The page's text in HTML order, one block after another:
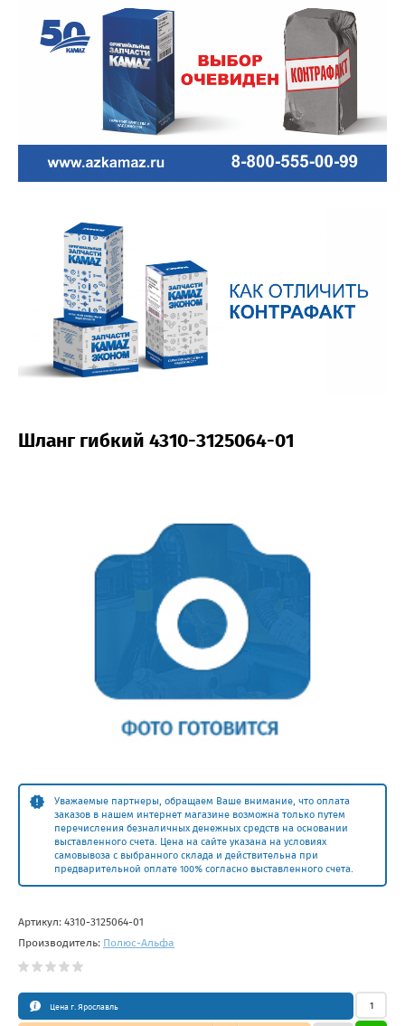
Шланг гибкий 4310-3125064-01
Уважаемые партнеры, обращаем Ваше внимание, что оплата
заказов в нашем интернет магазине возможна только путем
перечисления безналичных денежных средств на основании
выставленного счета. Цена на сайте указана на условиях
самовывоза с выбранного склада и действительна при
предварительной оплате 100% согласно выставленного счета.
Артикул: 4310-3125064-01
Производитель: Полюс-Альфа
Цена г. Ярославль